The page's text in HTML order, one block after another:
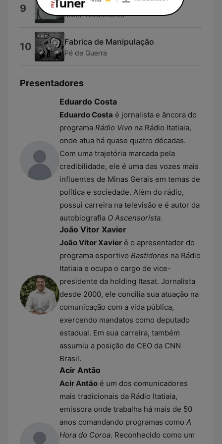
9 Rádio Experiência
Milton Nascimento
10 Fabrica de Manipulação
Pé de Guerra
Presentadores
Eduardo Costa
Eduardo Costa é jornalista e âncora do
programa Rádio Vivo na Rádio Itatiaia,
onde atua há quase quatro décadas.
Com uma trajetória marcada pela
credibilidade, ele é uma das vozes mais
influentes de Minas Gerais em temas de
política e sociedade. Além do rádio,
possui carreira na televisão e é autor da
autobiografia O Ascensorista.
João Vitor Xavier
João Vitor Xavier é o apresentador do
programa esportivo Bastidores na Rádio
Itatiaia e ocupa o cargo de vice-
presidente da holding Itasat. Jornalista
desde 2000, ele concilia sua atuação na
comunicação com a vida pública,
exercendo mandatos como deputado
estadual. Em sua carreira, também
assumiu a posição de CEO da CNN
Brasil.
Acir Antão
Acir Antão é um dos comunicadores
mais tradicionais da Rádio Itatiaia,
emissora onde trabalha há mais de 50
anos comandando programas como A
Hora do Coroa. Reconhecido como um